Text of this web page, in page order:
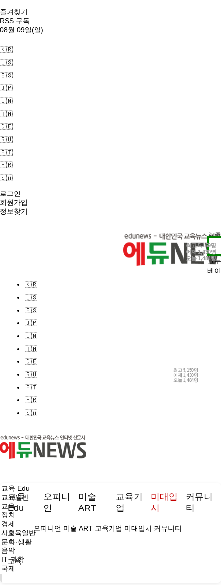
즐겨찾기
RSS 구독
08월 09일(일)
🇰🇷
🇺🇸
🇪🇸
🇯🇵
🇨🇳
🇹🇼
🇩🇪
🇷🇺
🇵🇹
🇫🇷
🇸🇦
로그인
회원가입
정보찾기
최고5,159명
어제1,430명
오늘1,484명
1.
2.
3.
그
베
🇰🇷
🇺🇸
🇪🇸
🇯🇵
🇨🇳
🇹🇼
🇩🇪
🇷🇺
🇵🇹
🇫🇷
🇸🇦
최고5,159명
어제1,430명
오늘1,484명
교육
Edu
교육일반
교육
오피니
언
미술
ART
교육기
업
미대입
시
커뮤니
티
교육 Edu
교육일반
교육
정치
경제
사회
문화·생활
음악
IT·과학
국제
오피니언 미술 ART 교육기업 미대입시 커뮤니티